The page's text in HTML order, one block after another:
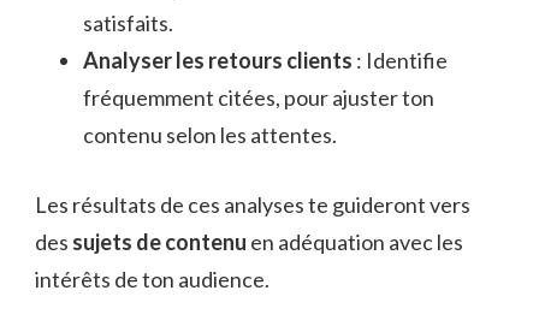
satisfaits.
Analyser les retours clients : Identifie
fréquemment citées, pour ajuster ton
contenu selon les attentes.
Les résultats de ces analyses te guideront vers
des sujets de contenu en adéquation avec les
intérêts de ton audience.